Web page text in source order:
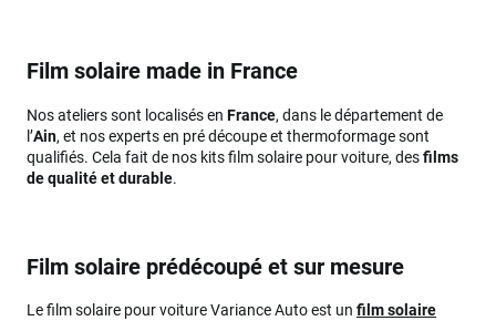
Film solaire made in France
Nos ateliers sont localisés en France, dans le département de
l’Ain, et nos experts en pré découpe et thermoformage sont
qualifiés. Cela fait de nos kits film solaire pour voiture, desfilms
de qualité et durable.
Film solaire prédécoupé et sur mesure
Le film solaire pour voiture Variance Auto est un film solaire